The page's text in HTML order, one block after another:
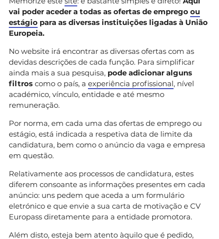
vai poder aceder a todas as ofertas de emprego ou
estágio para as diversas instituições ligadas à União
Europeia.
No website irá encontrar as diversas ofertas com as
devidas descrições de cada função. Para simplificar
ainda mais a sua pesquisa, pode adicionar alguns
filtros como o país, a experiência profissional, nível
académico, vínculo, entidade e até mesmo
remuneração.
Por norma, em cada uma das ofertas de emprego ou
estágio, está indicada a respetiva data de limite da
candidatura, bem como o anúncio da vaga e empresa
em questão.
Relativamente aos processos de candidatura, estes
diferem consoante as informações presentes em cada
anúncio: uns pedem que aceda a um formulário
eletrónico e que envie a sua carta de motivação e CV
Europass diretamente para a entidade promotora.
Além disto, esteja bem atento àquilo que é pedido,